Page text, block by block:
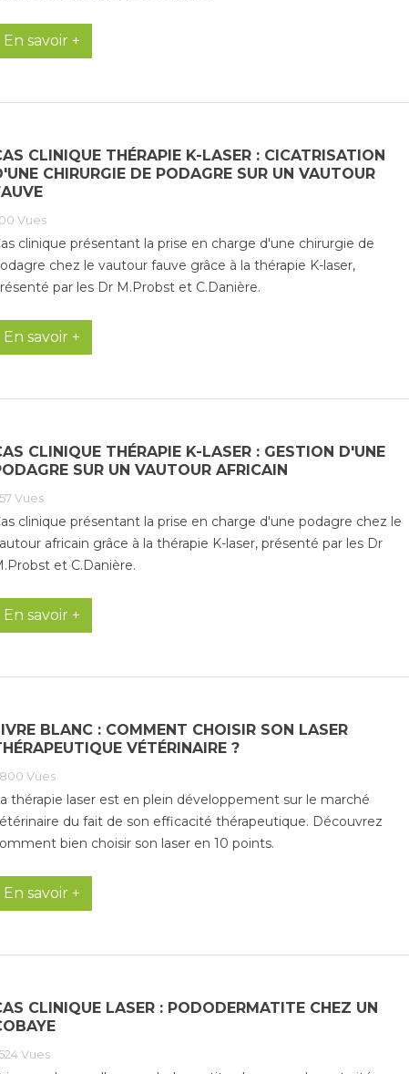
En savoir +
CLINIQUE THÉRAPIE K-LASER : CICATRISATION
CHIRURGIE DE PODAGRE SUR UN VAUTOUR
Vues
clinique présentant la prise en charge d'une chirurgie de
chez le vautour fauve grâce à la thérapie K-laser,
par les Dr M.Probst et C.Danière.
En savoir +
CLINIQUE THÉRAPIE K-LASER : GESTION D'UNE
SUR UN VAUTOUR AFRICAIN
Vues
clinique présentant la prise en charge d'une podagre chez le
africain grâce à la thérapie K-laser, présenté par les Dr
et C.Danière.
En savoir +
BLANC : COMMENT CHOISIR SON LASER
VÉTÉRINAIRE ?
Vues
thérapie laser est en plein développement sur le marché
du fait de son efficacité thérapeutique. Découvrez
bien choisir son laser en 10 points.
En savoir +
CLINIQUE LASER : PODODERMATITE CHEZ UN
Vues